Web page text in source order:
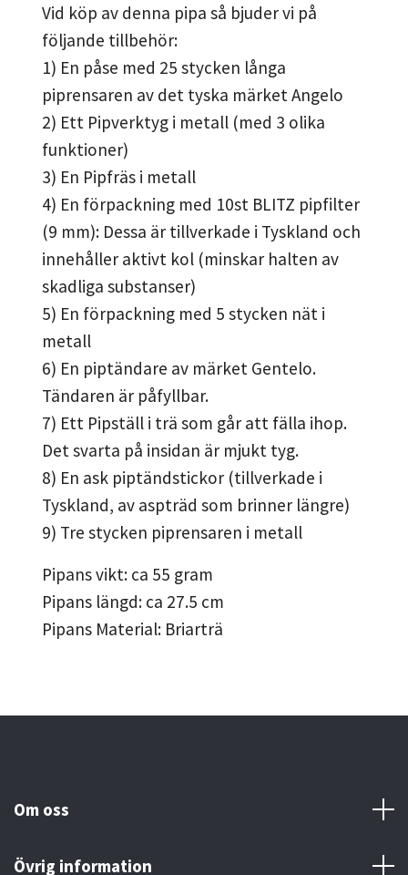
Vid köp av denna pipa så bjuder vi på
följande tillbehör:
1) En påse med 25 stycken långa
piprensaren av det tyska märket Angelo
2) Ett Pipverktyg i metall (med 3 olika
funktioner)
3) En Pipfräs i metall
4) En förpackning med 10st BLITZ pipfilter
(9 mm): Dessa är tillverkade i Tyskland och
innehåller aktivt kol (minskar halten av
skadliga substanser)
5) En förpackning med 5 stycken nät i
metall
6) En piptändare av märket Gentelo.
Tändaren är påfyllbar.
7) Ett Pipställ i trä som går att fälla ihop.
Det svarta på insidan är mjukt tyg.
8) En ask piptändstickor (tillverkade i
Tyskland, av aspträd som brinner längre)
9) Tre stycken piprensaren i metall
Pipans vikt: ca 55 gram
Pipans längd: ca 27.5 cm
Pipans Material: Briarträ
Om oss
Övrig information